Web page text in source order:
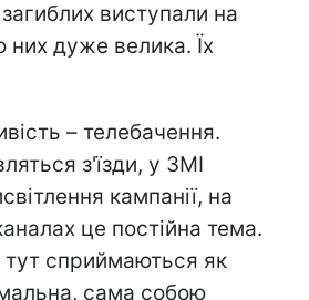
виступали на
них дуже велика. Їх
– телебачення.
з'їзди, у ЗМІ
кампанії, на
це постійна тема.
тут сприймаються як
сама собою